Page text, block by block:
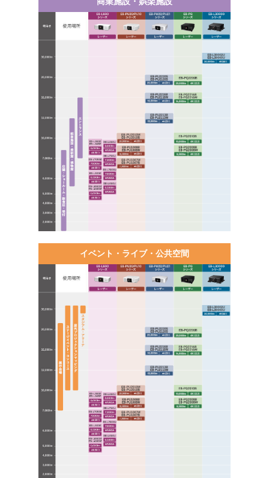
イベント・ライブ・公共空間